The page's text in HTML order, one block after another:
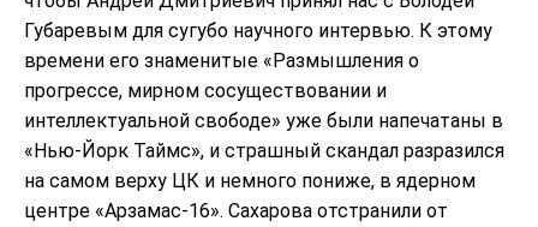
Губаревым для сугубо научного интервью. К этому
времени его знаменитые «Размышления о
прогрессе, мирном сосуществовании и
интеллектуальной свободе» уже были напечатаны в
«Нью-Йорк Таймс», и страшный скандал разразился
на самом верху ЦК и немного пониже, в ядерном
центре «Арзамас-16». Сахарова отстранили от